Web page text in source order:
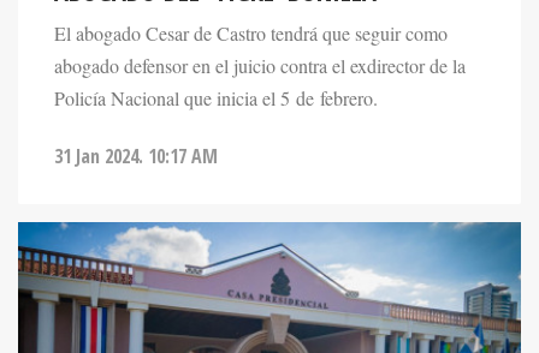
El abogado Cesar de Castro tendrá que seguir como
abogado defensor en el juicio contra el exdirector de la
Policía Nacional que inicia el 5 de febrero.
31 Jan 2024. 10:17 AM